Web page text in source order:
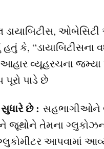
ડાયાબિટીસ,
કે, “ડાયાબિટીસના
વ્યૂહરચના જમ્યા
પૂરો પાડે છે
છે : સહભાગીઓને
જૂથોને તેમના
આપવામાં